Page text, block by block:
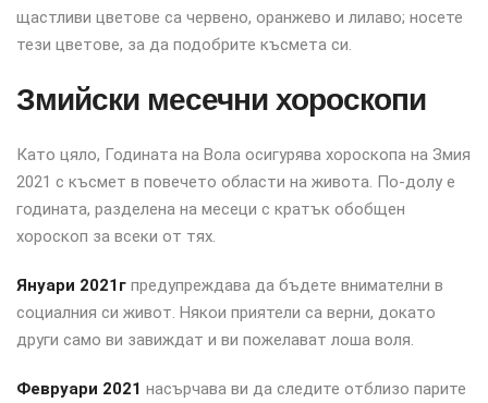
щастливи цветове са червено, оранжево и лилаво; носете
тези цветове, за да подобрите късмета си.
Змийски месечни хороскопи
Като цяло, Годината на Вола осигурява хороскопа на Змия
2021 с късмет в повечето области на живота. По-долу е
годината, разделена на месеци с кратък обобщен
хороскоп за всеки от тях.
Януари 2021г предупреждава да бъдете внимателни в
социалния си живот. Някои приятели са верни, докато
други само ви завиждат и ви пожелават лоша воля.
Февруари 2021 насърчава ви да следите отблизо парите